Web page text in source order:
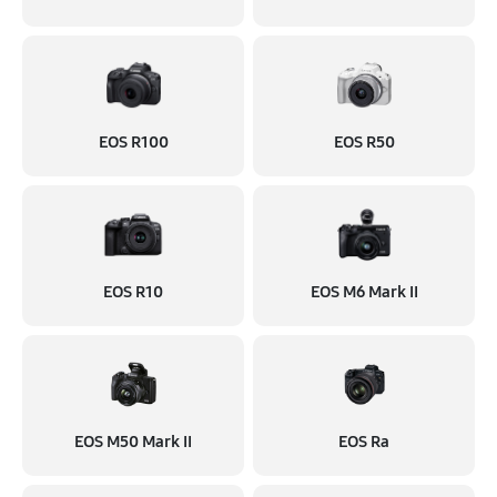
EOS R100 EOS R50
EOS R10 EOS M6 Mark II
EOS M50 Mark II EOS Ra